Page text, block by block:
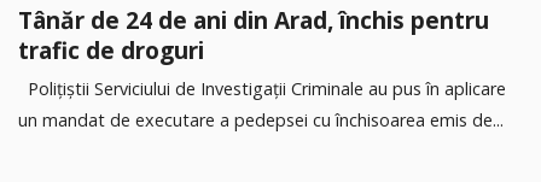
Tânăr de 24 de ani din Arad, închis pentru
trafic de droguri
Polițiștii Serviciului de Investigații Criminale au pus în aplicare
un mandat de executare a pedepsei cu închisoarea emis de...